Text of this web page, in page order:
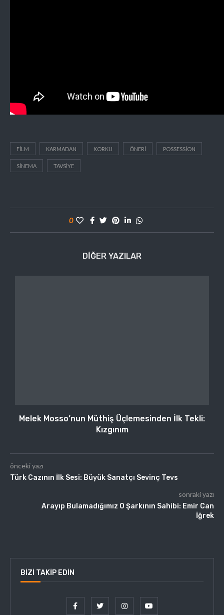
FILM KARMADAN KORKU ÖNERI POSSESSION
SINEMA TAVSIYE
0
DIĞER YAZILAR
Melek Mosso’nun Müthiş Üçlemesinden İlk Tekli:
Kızgınım
önceki yazı
Türk Cazının İlk Sesi: Büyük Sanatçı Sevinç Tevs
sonraki yazı
Arayıp Bulamadığımız O Şarkının Sahibi: Emir Can
İğrek
BIZI TAKIP EDIN